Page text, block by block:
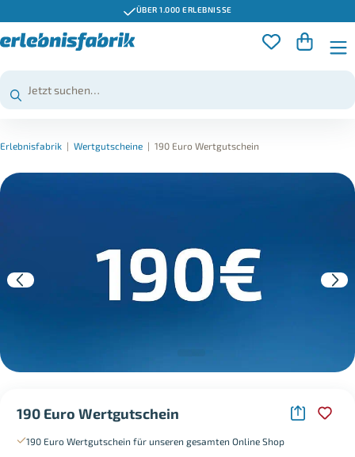
ÜBER 1.000 ERLEBNISSE
Erlebnisfabrik | Wertgutscheine | 190 Euro Wertgutschein
190 Euro Wertgutschein
190 Euro Wertgutschein für unseren gesamten Online Shop